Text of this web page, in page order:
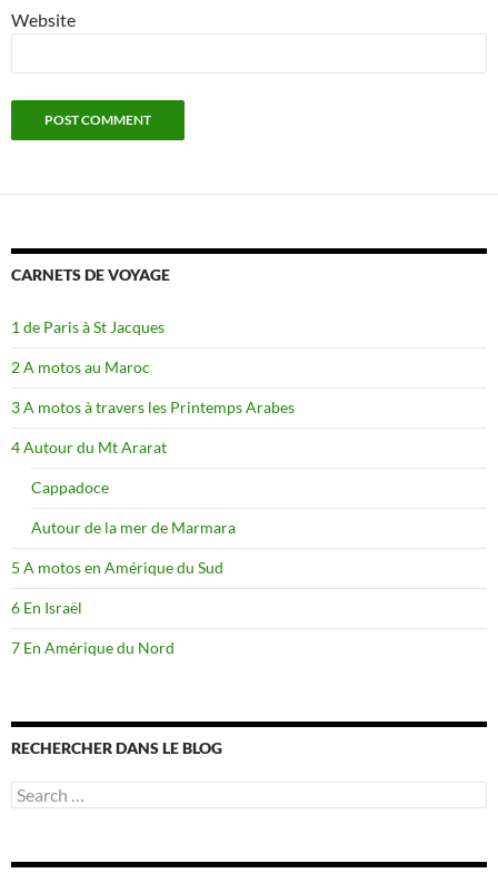
Website
CARNETS DE VOYAGE
1 de Paris à St Jacques
2 A motos au Maroc
3 A motos à travers les Printemps Arabes
4 Autour du Mt Ararat
Cappadoce
Autour de la mer de Marmara
5 A motos en Amérique du Sud
6 En Israël
7 En Amérique du Nord
RECHERCHER DANS LE BLOG
Search
for: